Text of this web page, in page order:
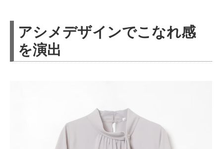
アシメデザインでこなれ感
を演出